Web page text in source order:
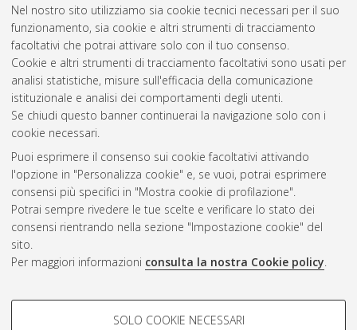
Nel nostro sito utilizziamo sia cookie tecnici necessari per il suo
funzionamento, sia cookie e altri strumenti di tracciamento
facoltativi che potrai attivare solo con il tuo consenso.
Cookie e altri strumenti di tracciamento facoltativi sono usati per
analisi statistiche, misure sull'efficacia della comunicazione
istituzionale e analisi dei comportamenti degli utenti.
Se chiudi questo banner continuerai la navigazione solo con i
cookie necessari.
Puoi esprimere il consenso sui cookie facoltativi attivando
l'opzione in "Personalizza cookie" e, se vuoi, potrai esprimere
consensi più specifici in "Mostra cookie di profilazione".
Potrai sempre rivedere le tue scelte e verificare lo stato dei
consensi rientrando nella sezione "Impostazione cookie" del
sito.
Per maggiori informazioni consulta la nostra Cookie policy.
COOKIE DI PROFILAZIONE -
SOLO COOKIE NECESSARI
2010(7)
2009(5)
2008 (5)
2007(2)
2003(1)
Atom
Rss 1.0
Rss 2.0
ISSN: 2038-7946
Impostazioni Cookie
Informativa sulla privacy